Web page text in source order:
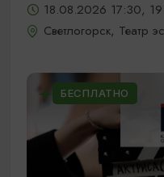
18.08.2026 17:30,
Светлогорск, Театр
БЕСПЛАТНО